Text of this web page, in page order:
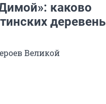
каково
деревень
Великой